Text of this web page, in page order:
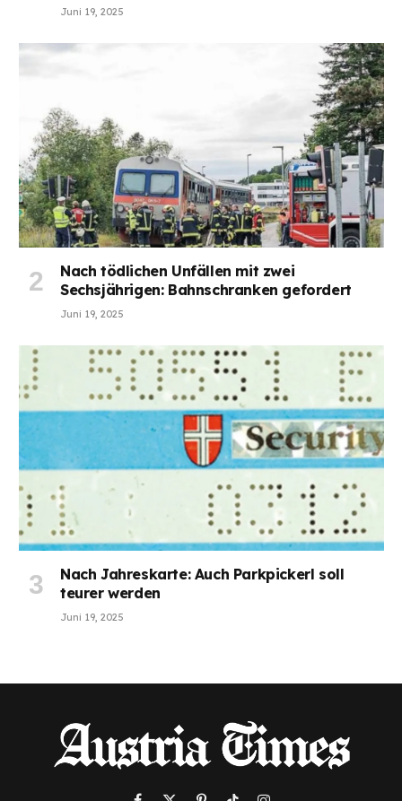
Juni 19, 2025
Nach tödlichen Unfällen mit zwei
Sechsjährigen: Bahnschranken gefordert
Juni 19, 2025
Nach Jahreskarte: Auch Parkpickerl soll
teurer werden
Juni 19, 2025